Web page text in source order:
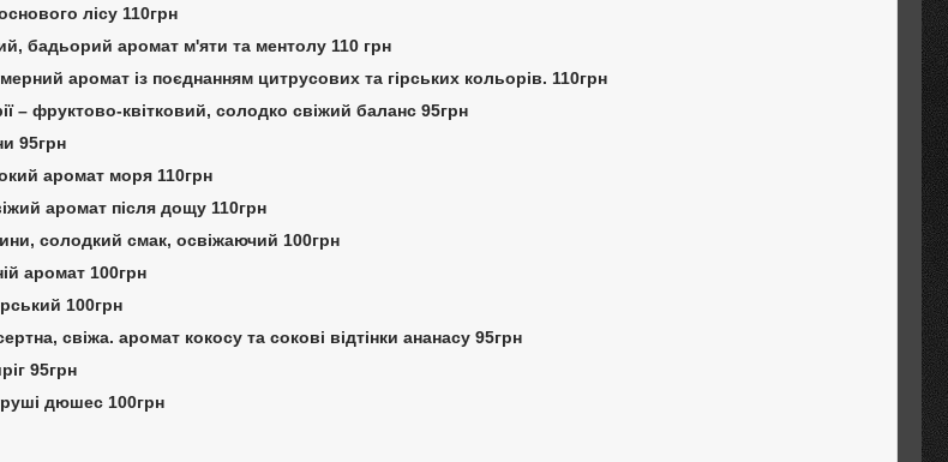
лісу 110грн
бадьорий аромат м'яти та ментолу 110 грн
аромат із поєднанням цитрусових та гірських кольорів. 110грн
– фруктово-квітковий, солодко свіжий баланс 95грн
95грн
аромат моря 110грн
аромат після дощу 110грн
солодкий смак, освіжаючий 100грн
аромат 100грн
100грн
свіжа. аромат кокосу та сокові відтінки ананасу 95грн
95грн
дюшес 100грн